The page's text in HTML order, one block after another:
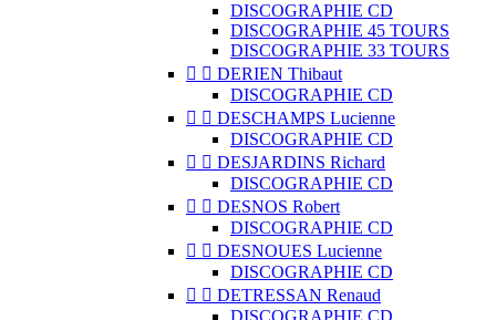
DISCOGRAPHIE CD
DISCOGRAPHIE 45 TOURS
DISCOGRAPHIE 33 TOURS
  DERIEN Thibaut
DISCOGRAPHIE CD
  DESCHAMPS Lucienne
DISCOGRAPHIE CD
  DESJARDINS Richard
DISCOGRAPHIE CD
  DESNOS Robert
DISCOGRAPHIE CD
  DESNOUES Lucienne
DISCOGRAPHIE CD
  DETRESSAN Renaud
DISCOGRAPHIE CD